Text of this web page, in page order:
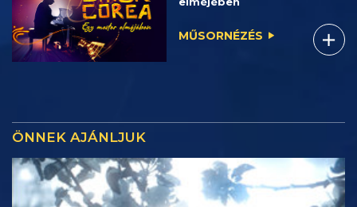
MŰSORNÉZÉS
ÖNNEK AJÁNLJUK